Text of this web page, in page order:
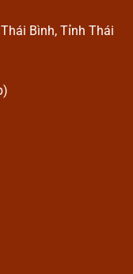
Bình, Tỉnh Thái